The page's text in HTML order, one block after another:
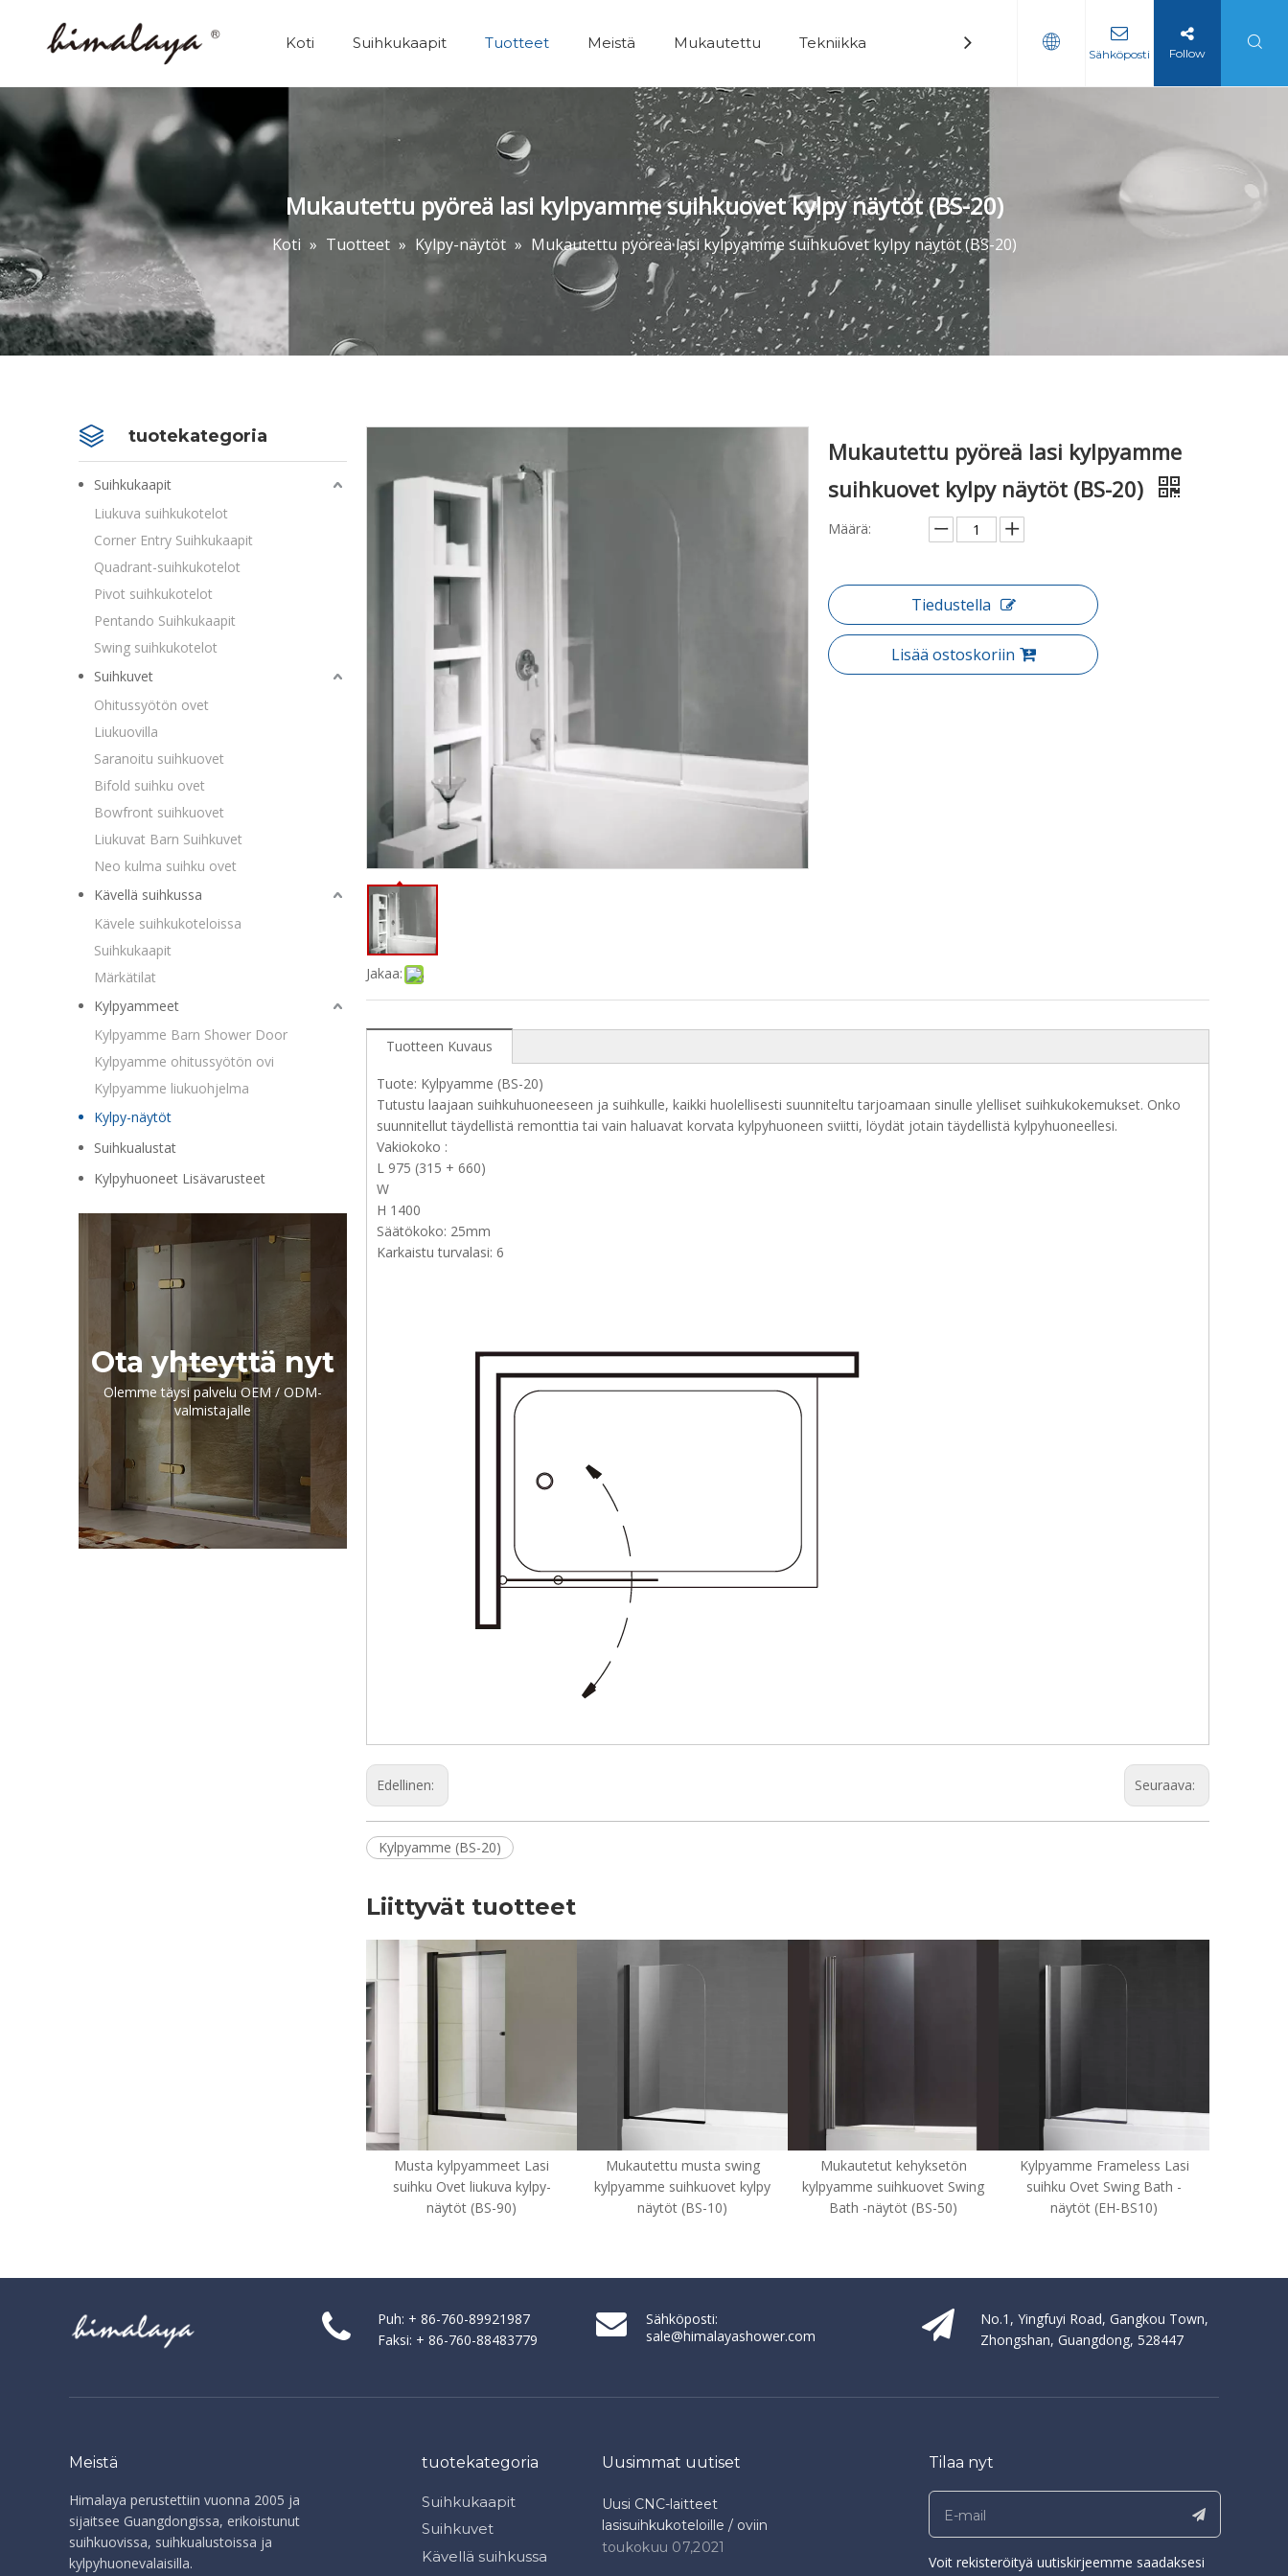
Koti Suihkukaapit Tuotteet Meistä Mukautettu Tekniikka Ottaa yhteyttä
Sähköposti Follow
Mukautettu pyöreä lasi kylpyamme suihkuovet kylpy näytöt (BS-20)
Koti » Tuotteet » Kylpy-näytöt » Mukautettu pyöreä lasi kylpyamme suihkuovet kylpy näytöt (BS-20)
tuotekategoria
Suihkukaapit
Liukuva suihkukotelot
Corner Entry Suihkukaapit
Quadrant-suihkukotelot
Pivot suihkukotelot
Pentando Suihkukaapit
Swing suihkukotelot
Suihkuvet
Ohitussyötön ovet
Liukuovilla
Saranoitu suihkuovet
Bifold suihku ovet
Bowfront suihkuovet
Liukuvat Barn Suihkuvet
Neo kulma suihku ovet
Kävellä suihkussa
Kävele suihkukoteloissa
Suihkukaapit
Märkätilat
Kylpyammeet
Kylpyamme Barn Shower Door
Kylpyamme ohitussyötön ovi
Kylpyamme liukuohjelma
Kylpy-näytöt
Suihkualustat
Kylpyhuoneet Lisävarusteet
Ota yhteyttä nyt
Olemme täysi palvelu OEM / ODM-
valmistajalle
Jakaa:
Mukautettu pyöreä lasi kylpyamme
suihkuovet kylpy näytöt (BS-20)
Määrä:
Tiedustella
Lisää ostoskoriin
Tuotteen Kuvaus
Tuote: Kylpyamme (BS-20)
Tutustu laajaan suihkuhuoneeseen ja suihkulle, kaikki huolellisesti suunniteltu tarjoamaan sinulle ylelliset suihkukokemukset. Onko
suunnitellut täydellistä remonttia tai vain haluavat korvata kylpyhuoneen sviitti, löydät jotain täydellistä kylpyhuoneellesi.
Vakiokoko :
L 975 (315 + 660)
W
H 1400
Säätökoko: 25mm
Karkaistu turvalasi: 6
Edellinen: Seuraava:
Kylpyamme (BS-20)
Liittyvät tuotteet
Mukautettu musta swing
kylpyamme suihkuovet kylpy
näytöt (BS-10)
Mukautetut kehyksetön
kylpyamme suihkuovet Swing
Bath -näytöt (BS-50)
Kylpyamme Frameless Lasi
suihku Ovet Swing Bath -
näytöt (EH-BS10)
Lasi kylpyamme suihkuovet
keula edessä kylpy näytöt (BS-
Arch)
Puh: + 86-760-89921987
Faksi: + 86-760-88483779
Sähköposti:
sale@himalayashower.com
No.1, Yingfuyi Road, Gangkou Town,
Zhongshan, Guangdong, 528447
Meistä
Himalaya perustettiin vuonna 2005 ja
sijaitsee Guangdongissa, erikoistunut
suihkuovissa, suihkualustoissa ja
kylpyhuonevalaisilla.
tuotekategoria
Suihkukaapit
Suihkuvet
Kävellä suihkussa
Uusimmat uutiset
Uusi CNC-laitteet
lasisuihkukoteloille / oviin
toukokuu 07,2021
Tilaa nyt
Voit rekisteröityä uutiskirjeemme saadaksesi